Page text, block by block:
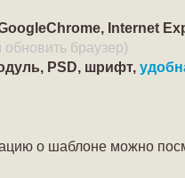
Internet
браузер)
PSD, шрифт,
о шаблоне можно